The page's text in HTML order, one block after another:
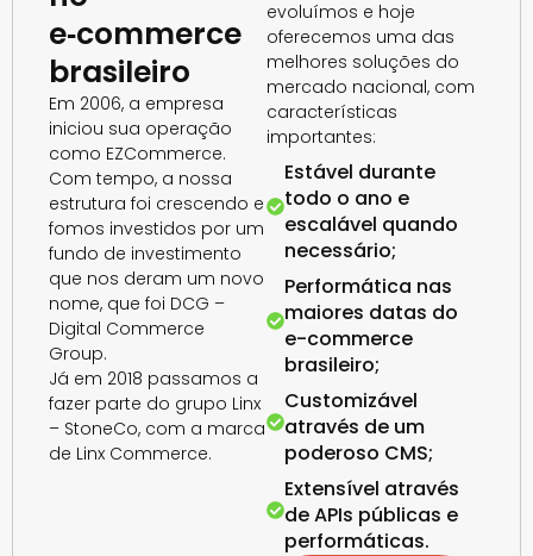
e‑commerce
brasileiro
Em 2006, a empresa
iniciou sua operação
como EZCommerce.
Com tempo, a nossa
estrutura foi crescendo e
fomos investidos por um
fundo de investimento
que nos deram um novo
nome, que foi DCG –
Digital Commerce
Group.
Já em 2018 passamos a
fazer parte do grupo Linx
– StoneCo, com a marca
de Linx Commerce.
evoluímos e hoje
oferecemos uma das
melhores soluções do
mercado nacional, com
características
importantes:
Estável durante
todo o ano e
escalável quando
necessário;
Performática nas
maiores datas do
e-commerce
brasileiro;
Customizável
através de um
poderoso CMS;
Extensível através
de APIs públicas e
performáticas.